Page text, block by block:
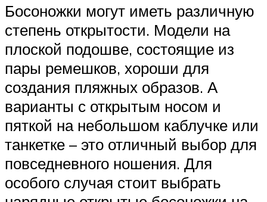
Босоножки могут иметь различную
степень открытости. Модели на
плоской подошве, состоящие из
пары ремешков, хороши для
создания пляжных образов. А
варианты с открытым носом и
пяткой на небольшом каблучке или
танкетке – это отличный выбор для
повседневного ношения. Для
особого случая стоит выбрать